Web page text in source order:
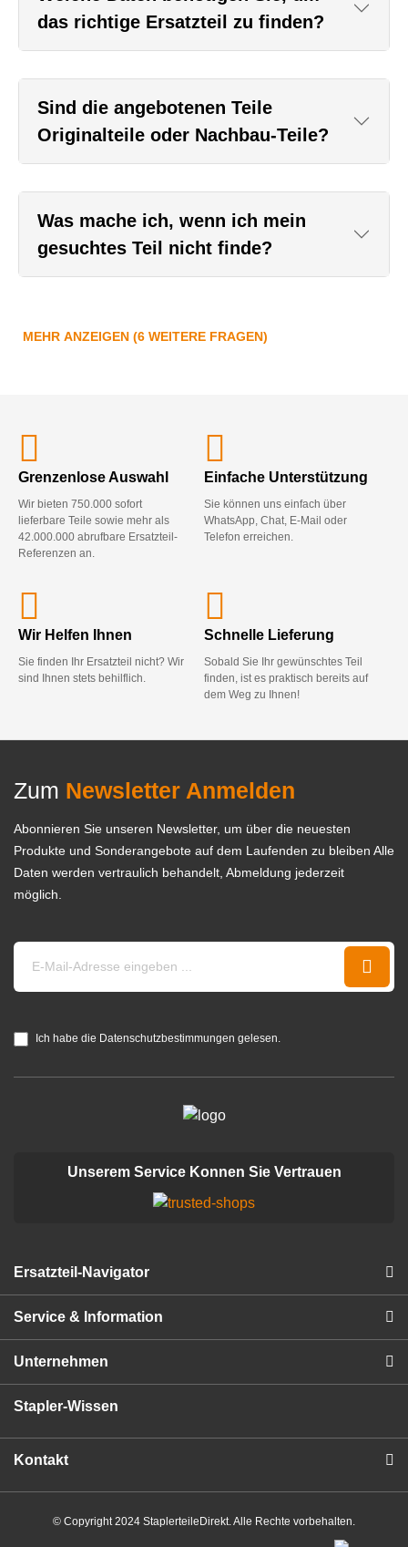
das richtige Ersatzteil zu finden?
Sind die angebotenen Teile
Originalteile oder Nachbau-Teile?
Was mache ich, wenn ich mein
gesuchtes Teil nicht finde?
MEHR ANZEIGEN (6 WEITERE FRAGEN)
Grenzenlose Auswahl
Wir bieten 750.000 sofort
lieferbare Teile sowie mehr als
42.000.000 abrufbare Ersatzteil-
Referenzen an.
Einfache Unterstützung
Sie können uns einfach über
WhatsApp, Chat, E-Mail oder
Telefon erreichen.
Wir Helfen Ihnen
Sie finden Ihr Ersatzteil nicht? Wir
sind Ihnen stets behilflich.
Schnelle Lieferung
Sobald Sie Ihr gewünschtes Teil
finden, ist es praktisch bereits auf
dem Weg zu Ihnen!
Zum Newsletter Anmelden
Abonnieren Sie unseren Newsletter, um über die neuesten
Produkte und Sonderangebote auf dem Laufenden zu bleiben Alle
Daten werden vertraulich behandelt, Abmeldung jederzeit
möglich.
Ich habe die Datenschutzbestimmungen gelesen.
Unserem Service Konnen Sie Vertrauen
Ersatzteil-Navigator
Service & Information
Unternehmen
Stapler-Wissen
Kontakt
© Copyright 2024 StaplerteileDirekt. Alle Rechte vorbehalten.